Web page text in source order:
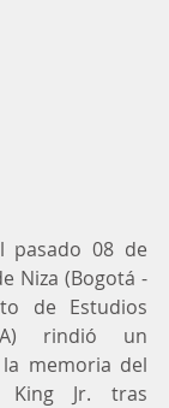
pasado 08 de
Niza (Bogotá -
de Estudios
rindió un
memoria del
King Jr. tras